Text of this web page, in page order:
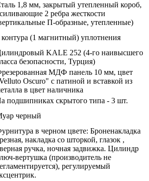
1,8 мм, закрытый утепленный короб,
2 ребра жесткости
П-образные, утепленные)
контура (1 магнитный) уплотнения
KALE 252 (4-го наивысшего
безопасности, Турция)
МДФ панель 10 мм, цвет
Oscuro" с патиной и вставкой из
в цвет наличника
подшипниках скрытого типа - 3 шт.
черный
в черном цвете: Броненакладка
накладка со шторкой, глазок ,
ручка, ночная задвижка. Цилиндр
вертушка (производитель не
регулируемый